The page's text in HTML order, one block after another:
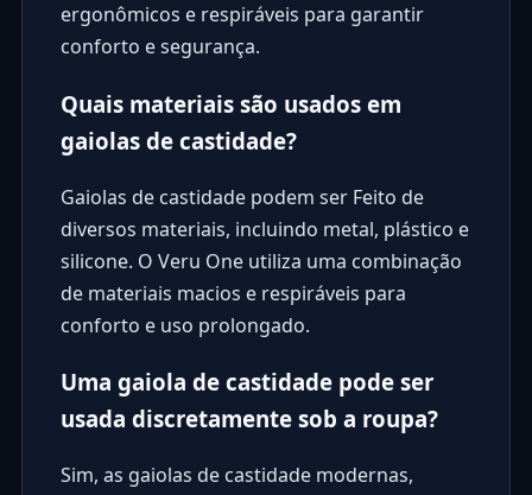
ergonômicos e respiráveis para garantir
conforto e segurança.
Quais materiais são usados em
gaiolas de castidade?
Gaiolas de castidade podem ser Feito de
diversos materiais, incluindo metal, plástico e
silicone. O Veru One utiliza uma combinação
de materiais macios e respiráveis para
conforto e uso prolongado.
Uma gaiola de castidade pode ser
usada discretamente sob a roupa?
Sim, as gaiolas de castidade modernas,